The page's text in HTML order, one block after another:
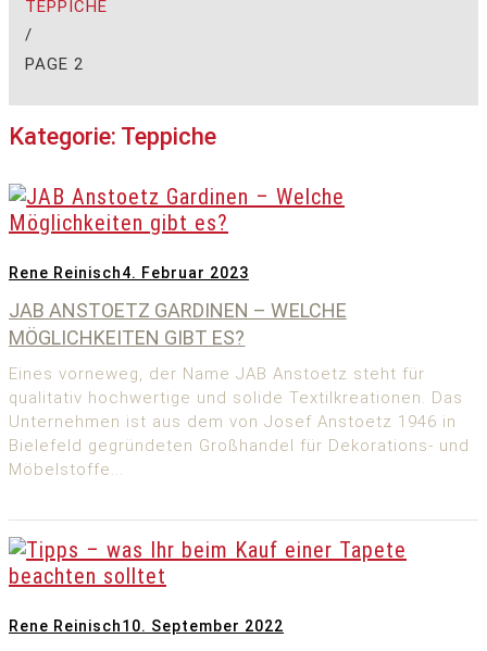
TEPPICHE
/
PAGE 2
Kategorie: Teppiche
Rene Reinisch4. Februar 2023
JAB ANSTOETZ GARDINEN – WELCHE
MÖGLICHKEITEN GIBT ES?
Eines vorneweg, der Name JAB Anstoetz steht für
qualitativ hochwertige und solide Textilkreationen. Das
Unternehmen ist aus dem von Josef Anstoetz 1946 in
Bielefeld gegründeten Großhandel für Dekorations- und
Möbelstoffe...
Rene Reinisch10. September 2022